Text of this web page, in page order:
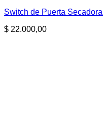
Switch de Puerta
$ 22.000,00